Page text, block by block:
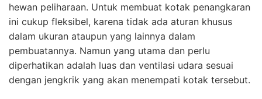
hewan peliharaan. Untuk membuat kotak penangkaran
ini cukup fleksibel, karena tidak ada aturan khusus
dalam ukuran ataupun yang lainnya dalam
pembuatannya. Namun yang utama dan perlu
diperhatikan adalah luas dan ventilasi udara sesuai
dengan jengkrik yang akan menempati kotak tersebut.